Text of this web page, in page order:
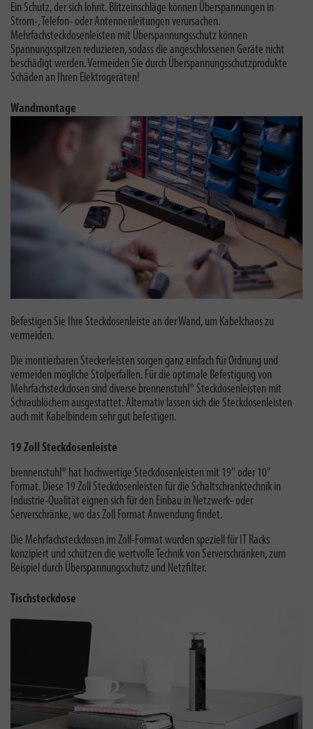
Ein Schutz, der sich lohnt. Blitzeinschläge können Überspannungen in
Strom-, Telefon- oder Antennenleitungen verursachen.
Mehrfachsteckdosenleisten mit Überspannungsschutz können
Spannungsspitzen reduzieren, sodass die angeschlossenen Geräte nicht
beschädigt werden. Vermeiden Sie durch Überspannungsschutzprodukte
Schäden an Ihren Elektrogeräten!
Wandmontage
Befestigen Sie Ihre Steckdosenleiste an der Wand, um Kabelchaos zu
vermeiden.
Die montierbaren Steckerleisten sorgen ganz einfach für Ordnung und
vermeiden mögliche Stolperfallen. Für die optimale Befestigung von
Mehrfachsteckdosen sind diverse brennenstuhl® Steckdosenleisten mit
Schraublöchern ausgestattet. Alternativ lassen sich die Steckdosenleisten
auch mit Kabelbindern sehr gut befestigen.
19 Zoll Steckdosenleiste
brennenstuhl® hat hochwertige Steckdosenleisten mit 19" oder 10"
Format. Diese 19 Zoll Steckdosenleisten für die Schaltschranktechnik in
Industrie-Qualität eignen sich für den Einbau in Netzwerk- oder
Serverschränke, wo das Zoll Format Anwendung findet.
Die Mehrfachsteckdosen im Zoll-Format wurden speziell für IT Racks
konzipiert und schützen die wertvolle Technik von Serverschränken, zum
Beispiel durch Überspannungsschutz und Netzfilter.
Tischsteckdose